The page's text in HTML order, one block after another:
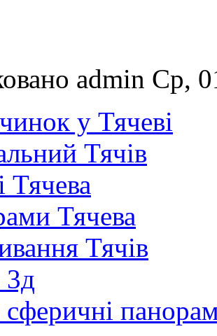
admin Ср,
у Тячеві
Тячів
Тячева
Тячева
Тячів
3д
сферичні